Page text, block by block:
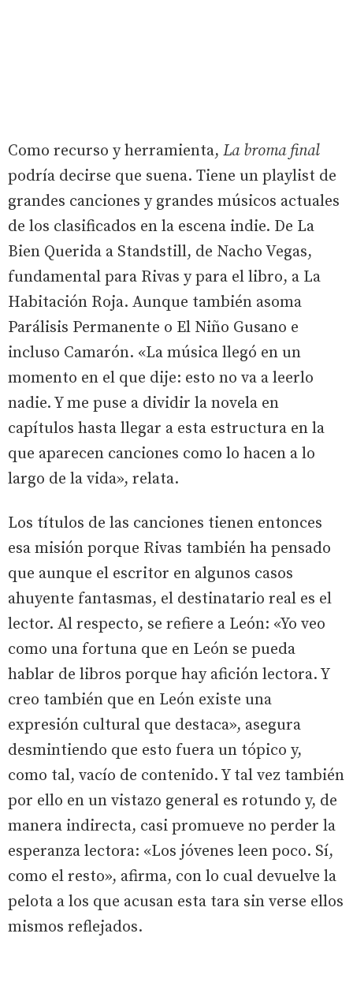
Como recurso y herramienta, La broma final
podría decirse que suena. Tiene un playlist de
grandes canciones y grandes músicos actuales
de los clasificados en la escena indie. De La
Bien Querida a Standstill, de Nacho Vegas,
fundamental para Rivas y para el libro, a La
Habitación Roja. Aunque también asoma
Parálisis Permanente o El Niño Gusano e
incluso Camarón. «La música llegó en un
momento en el que dije: esto no va a leerlo
nadie. Y me puse a dividir la novela en
capítulos hasta llegar a esta estructura en la
que aparecen canciones como lo hacen a lo
largo de la vida», relata.
Los títulos de las canciones tienen entonces
esa misión porque Rivas también ha pensado
que aunque el escritor en algunos casos
ahuyente fantasmas, el destinatario real es el
lector. Al respecto, se refiere a León: «Yo veo
como una fortuna que en León se pueda
hablar de libros porque hay afición lectora. Y
creo también que en León existe una
expresión cultural que destaca», asegura
desmintiendo que esto fuera un tópico y,
como tal, vacío de contenido. Y tal vez también
por ello en un vistazo general es rotundo y, de
manera indirecta, casi promueve no perder la
esperanza lectora: «Los jóvenes leen poco. Sí,
como el resto», afirma, con lo cual devuelve la
pelota a los que acusan esta tara sin verse ellos
mismos reflejados.